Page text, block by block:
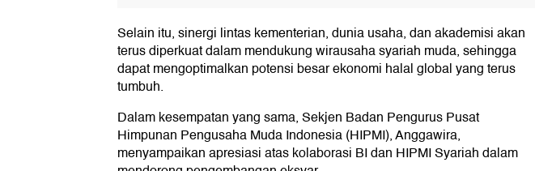
Selain itu, sinergi lintas kementerian, dunia usaha, dan akademisi akan
terus diperkuat dalam mendukung wirausaha syariah muda, sehingga
dapat mengoptimalkan potensi besar ekonomi halal global yang terus
tumbuh.
Dalam kesempatan yang sama, Sekjen Badan Pengurus Pusat
Himpunan Pengusaha Muda Indonesia (HIPMI), Anggawira,
menyampaikan apresiasi atas kolaborasi BI dan HIPMI Syariah dalam